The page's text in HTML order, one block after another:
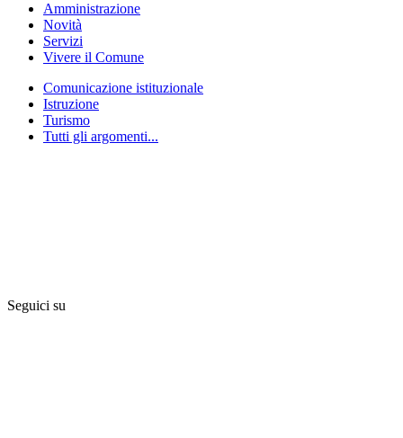
Amministrazione
Novità
Servizi
Vivere il Comune
Comunicazione istituzionale
Istruzione
Turismo
Tutti gli argomenti...
Seguici su